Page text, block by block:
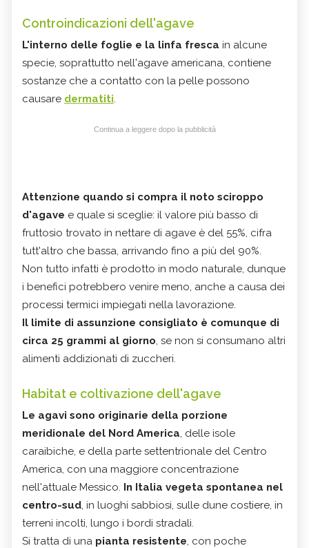
Controindicazioni dell'agave
L'interno delle foglie e la linfa fresca in alcune
specie, soprattutto nell'agave americana, contiene
sostanze che a contatto con la pelle possono
causare dermatiti.
Continua a leggere dopo la pubblicità
Attenzione quando si compra il noto sciroppo
d'agave e quale si sceglie: il valore più basso di
fruttosio trovato in nettare di agave è del 55%, cifra
tutt'altro che bassa, arrivando fino a più del 90%.
Non tutto infatti è prodotto in modo naturale, dunque
i benefici potrebbero venire meno, anche a causa dei
processi termici impiegati nella lavorazione.
Il limite di assunzione consigliato è comunque di
circa 25 grammi al giorno, se non si consumano altri
alimenti addizionati di zuccheri.
Habitat e coltivazione dell'agave
Le agavi sono originarie della porzione
meridionale del Nord America, delle isole
caraibiche, e della parte settentrionale del Centro
America, con una maggiore concentrazione
nell'attuale Messico. In Italia vegeta spontanea nel
centro-sud, in luoghi sabbiosi, sulle dune costiere, in
terreni incolti, lungo i bordi stradali.
Si tratta di una pianta resistente, con poche